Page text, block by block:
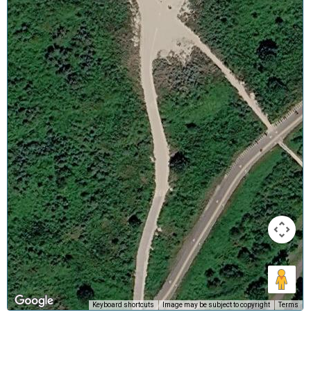
Keyboard shortcuts Image may be subject to copyright Terms